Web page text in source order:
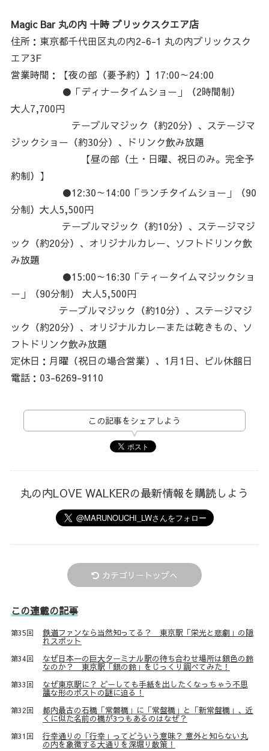
Magic Bar 丸の内 十時 ブリックスクエア店
住所：東京都千代田区丸の内2-6-1 丸の内ブリックスク
エア3F
営業時間：【夜の部（要予約）】17:00～24:00
●「ディナータイムショー」（2時間制）
大人7,700円
テーブルマジック（約20分）、ステージマ
ジックショー（約30分）、ドリンク飲み放題
【昼の部（土・日曜、祝日のみ。完全予
約制）】
●12:30～14:00「ランチタイムショー」（90
分制）大人5,500円
テーブルマジック（約10分）、ステージマジ
ック（約20分）、オリジナルカレー、ソフトドリンク飲
み放題
●15:00～16:30「ティータイムマジックショ
ー」（90分制） 大人5,500円
テーブルマジック（約10分）、ステージマジ
ック（約20分）、オリジナルカレーまたは乾きもの、ソ
フトドリンク飲み放題
定休日：月曜（祝日の場合営業）、1月1日、ビル休館日
電話：03-6269-9110
この記事をシェアしよう
丸の内LOVE WALKERの最新情報を購読しよう
カテゴリートップへ
この連載の記事
第35回 鉄道ファンなら当然知ってる？ 東京駅「栄光と悲劇」の隠
れスポット
第34回 なぜ日本一の巨大ターミナル駅の待ち合わせ場所は銀色の鈴
なのか？ 東京駅「銀の鈴」をじっくり調べてみた！
第33回 なぜ東京駅に？ どーしても手紙を出したくなっちゃう不思
議な形のポストの謎に迫る！
第32回 都内最古の石橋「常磐橋」に「常盤橋」と「新常盤橋」、近
くに似た名前の橋が3つもあるのはなぜ？
第31回 行幸通りの「行幸」ってどういう意味？ 意外と知らない丸
の内を象徴する大通りを深堀り散策！